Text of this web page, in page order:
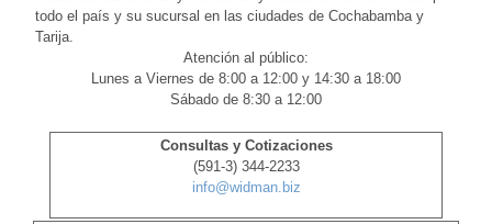
todo el país y su sucursal en las ciudades de Cochabamba y
Tarija.
Atención al público:
Lunes a Viernes de 8:00 a 12:00 y 14:30 a 18:00
Sábado de 8:30 a 12:00
Consultas y Cotizaciones
(591-3) 344-2233
info@widman.biz